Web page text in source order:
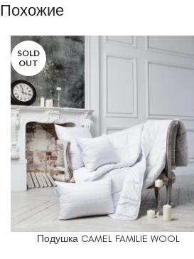
Похожие
SOLD
OUT
ВЫБЕРИТЕ ПАРАМЕТРЫ
Подушка CAMEL FAMILIE WOOL